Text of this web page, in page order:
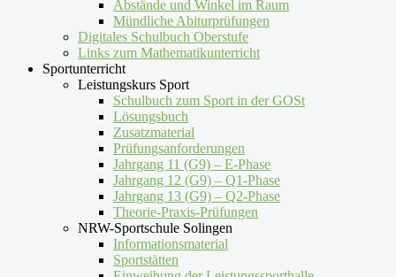
Abstände und Winkel im Raum
Mündliche Abiturprüfungen
Digitales Schulbuch Oberstufe
Links zum Mathematikunterricht
Sportunterricht
Leistungskurs Sport
Schulbuch zum Sport in der GOSt
Lösungsbuch
Zusatzmaterial
Prüfungsanforderungen
Jahrgang 11 (G9) – E-Phase
Jahrgang 12 (G9) – Q1-Phase
Jahrgang 13 (G9) – Q2-Phase
Theorie-Praxis-Prüfungen
NRW-Sportschule Solingen
Informationsmaterial
Sportstätten